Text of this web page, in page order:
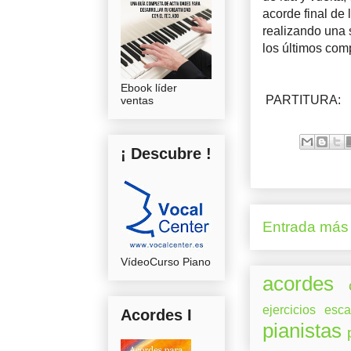
acorde final de
realizando una
los últimos
PARTITURA:
Entrada
acordes
ejercicios
pianistas
Ebook líder
ventas
¡ Descubre !
VídeoCurso Piano
Acordes I